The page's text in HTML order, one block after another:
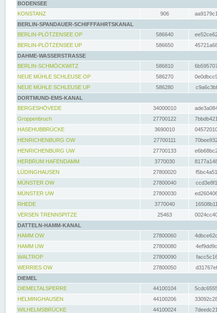
BODENSEE
KONSTANZ
906
BERLIN-SPANDAUER-SCHIFFFAHRTSKANAL
BERLIN-PLÖTZENSEE OP
586640
BERLIN-PLÖTZENSEE UP
586650
DAHME-WASSERSTRASSE
BERLIN-SCHMÖCKWITZ
586810
NEUE MÜHLE SCHLEUSE OP
586270
NEUE MÜHLE SCHLEUSE UP
586280
DORTMUND-EMS-KANAL
BERGESHÖVEDE
34000010
Groppenbruch
27700122
HASEHUBBRÜCKE
3690010
HENRICHENBURG OW
27700111
HENRICHENBURG UW
27700133
HERBRUM HAFENDAMM
3770030
LÜDINGHAUSEN
27800020
MÜNSTER OW
27800040
MÜNSTER UW
27800030
RHEDE
3770040
VERSEN TRENNSPITZE
25463
DATTELN-HAMM-KANAL
HAMM OW
27800060
HAMM UW
27800080
WALTROP
27800090
WERRIES OW
27800050
DIEMEL
DIEMELTALSPERRE
44100104
HELMINGHAUSEN
44100206
WILHELMSBRÜCKE
44100024